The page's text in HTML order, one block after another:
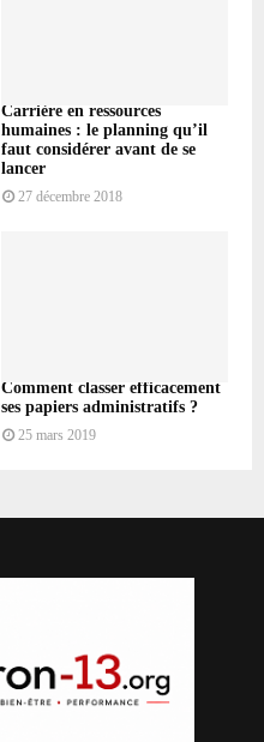
Carrière en ressources
humaines : le planning qu’il
faut considérer avant de se
lancer
27 décembre 2018
Comment classer efficacement
ses papiers administratifs ?
25 mars 2019